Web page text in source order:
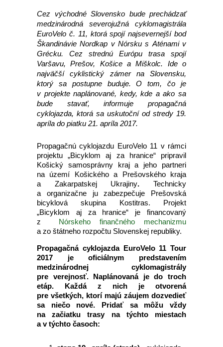
Cez východné Slovensko bude prechádzať
medzinárodná severojužná cyklomagistrála
EuroVelo č. 11, ktorá spojí najsevernejší bod
Škandinávie Nordkap v Nórsku s Aténami v
Grécku. Cez strednú Európu trasa spojí
Varšavu, Prešov, Košice a Miškolc. Ide o
najväčší cyklistický zámer na Slovensku,
ktorý sa postupne buduje. O tom, čo je
v projekte naplánované, kedy, kde a ako sa
bude stavať, informuje propagačná
cyklojazda, ktorá sa uskutoční od stredy 19.
apríla do piatku 21. apríla 2017.
Propagačnú cyklojazdu EuroVelo 11 v rámci
projektu „Bicyklom aj za hranice“ pripravil
Košický samosprávny kraj a jeho partneri
na území Košického a Prešovského kraja
a Zakarpatskej Ukrajiny.Technicky
a organizačne ju zabezpečuje Prešovská
bicyklová skupina Kostitras. Projekt
„Bicyklom aj za hranice“ je financovaný
z Nórskeho finančného mechanizmu
a zo štátneho rozpočtu Slovenskej republiky.
Propagačná cyklojazda EuroVelo 11 Tour
2017 je oficiálnym predstavením
medzinárodnej cyklomagistrály
pre verejnosť. Naplánovaná je do troch
etáp. Každá z nich je otvorená
pre všetkých, ktorí majú záujem dozvedieť
sa niečo nové. Pridať sa môžu vždy
na začiatku trasy na týchto miestach
a v týchto časoch: